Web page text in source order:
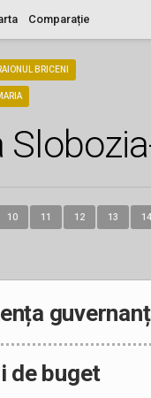
Comparație
BRICENI
10 11 12 13 14
de buget